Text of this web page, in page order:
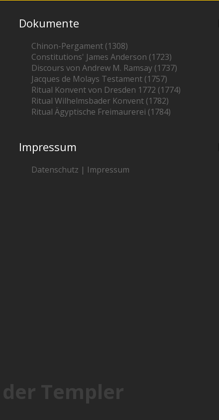
Dokumente
Chinon-Pergament (1308)
Constitutions' James Anderson (1723)
Discours von Andrew M. Ramsay (1737)
Jacques de Molays Testament (1757)
Ritual Konvent von Dresden 1772 (1774)
Ritual Wilhelmsbader Konvent (1782)
Ritual Ägyptische Freimaurerei (1784)
Impressum
Datenschutz | Impressum
Templer